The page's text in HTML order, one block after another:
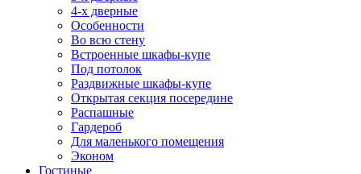
4-х дверные
Особенности
Во всю стену
Встроенные шкафы-купе
Под потолок
Раздвижные шкафы-купе
Открытая секция посередине
Распашные
Гардероб
Для маленького помещения
Эконом
Гостиные